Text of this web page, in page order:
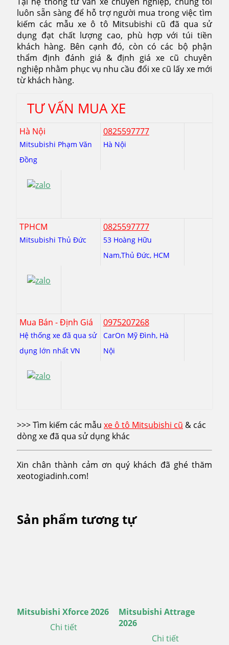
luôn sẵn sàng để hỗ trợ người mua trong việc tìm
kiếm các mẫu xe ô tô Mitsubishi cũ đã qua sử
dụng đạt chất lượng cao, phù hợp với túi tiền
khách hàng. Bên cạnh đó, còn có các bộ phận
thẩm định đánh giá & định giá xe cũ chuyên
nghiệp nhằm phục vụ nhu cầu đổi xe cũ lấy xe mới
từ khách hàng.
TƯ VẤN MUA XE
Hà Nội
Mitsubishi Phạm Văn
Đồng
0825597777
Hà Nội
TPHCM
Mitsubishi Thủ Đức
0825597777
53 Hoàng Hữu
Nam,Thủ Đức, HCM
Mua Bán - Định Giá
Hệ thống xe đã qua sử
dụng lớn nhất VN
0975207268
CarOn Mỹ Đình, Hà
Nội
>>> Tìm kiếm các mẫu xe ô tô Mitsubishi cũ & các
dòng xe đã qua sử dụng khác
Xin chân thành cảm ơn quý khách đã ghé thăm
xeotogiadinh.com!
Sản phẩm tương tự
Mitsubishi Xforce 2026
Chi tiết
Mitsubishi Attrage
2026
Chi tiết